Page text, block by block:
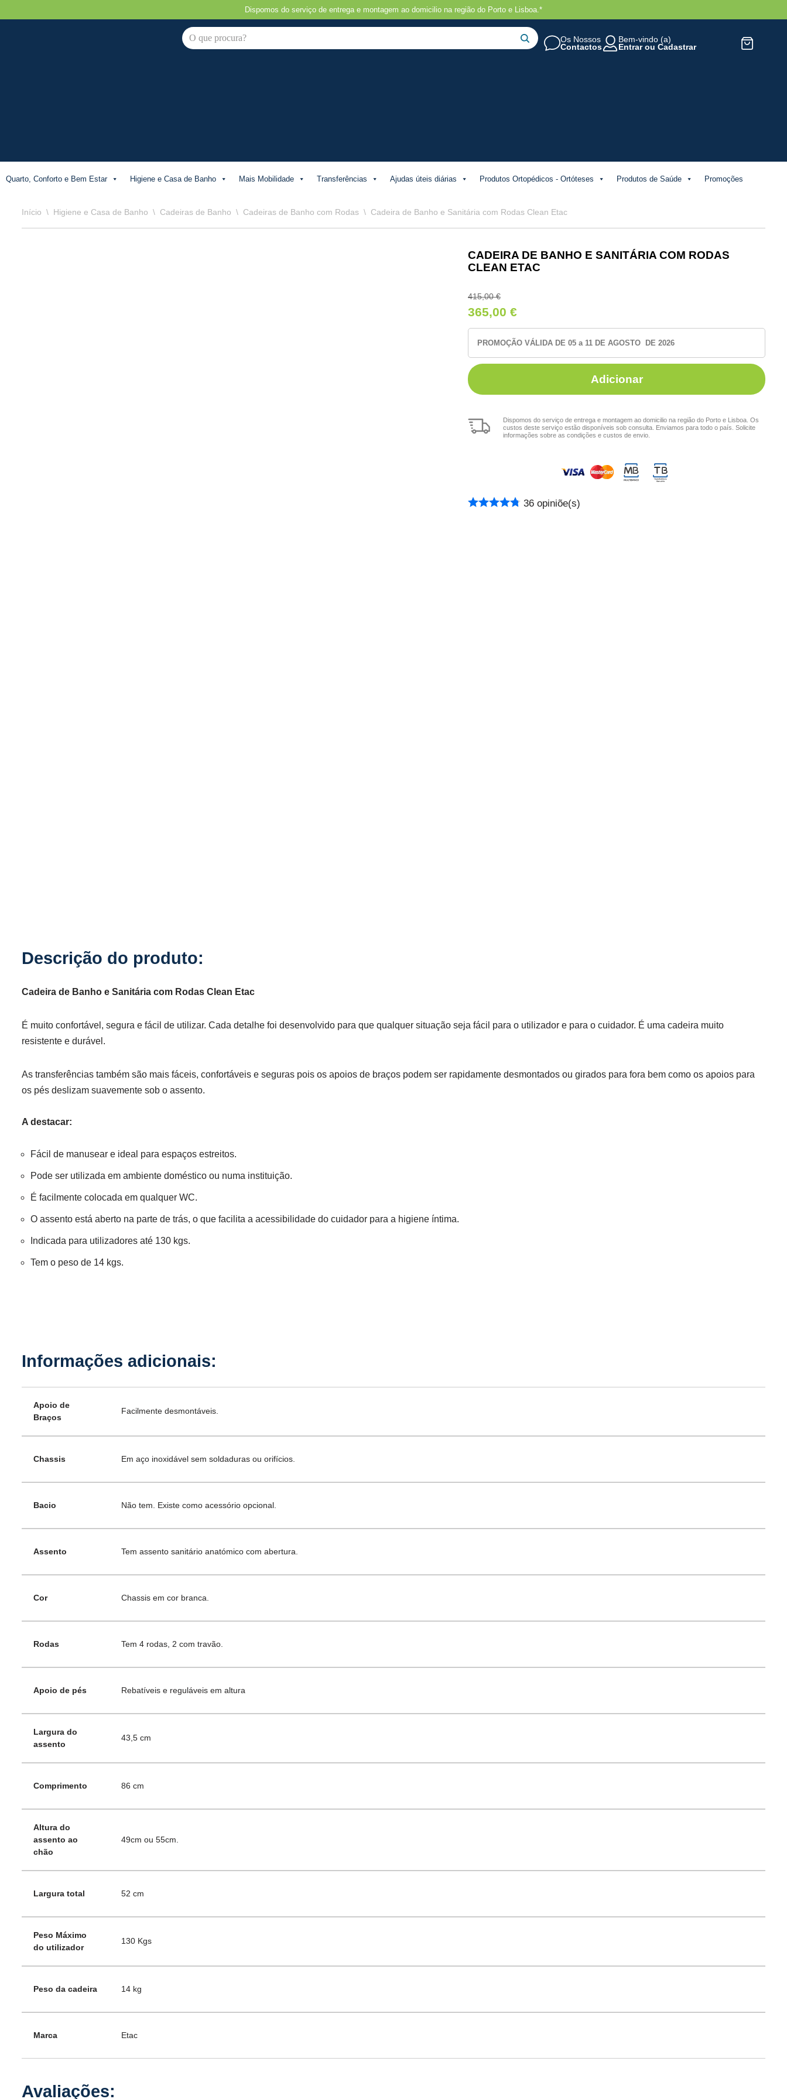
Dispomos do serviço de entrega e montagem ao domicilio na região do Porto e Lisboa.*
Os Nossos
Contactos
Bem-vindo (a)
EntrarouCadastrar
Quarto, Conforto e Bem Estar Higiene e Casa de Banho Mais Mobilidade Transferências Ajudas úteis diárias Produtos Ortopédicos - Ortóteses Produtos de Saúde Promoções
Início \ Higiene e Casa de Banho \ Cadeiras de Banho \ Cadeiras de Banho com Rodas \ Cadeira de Banho e Sanitária com Rodas Clean Etac
CADEIRA DE BANHO E SANITÁRIA COM RODAS
CLEAN ETAC
415,00€
365,00 €
PROMOÇÃO VÁLIDA DE 05 a 11 DE AGOSTO DE 2026
Adicionar
Dispomos do serviço de entrega e montagem ao domicilio na região do Porto e Lisboa. Os
custos deste serviço estão disponíveis sob consulta. Enviamos para todo o país. Solicite
informações sobre as condições e custos de envio.
36 opiniõe(s)
Cadeira de Banho e Sanitária com Rodas Clean Etac
É muito confortável, segura e fácil de utilizar. Cada detalhe foi desenvolvido para que qualquer situação seja fácil para o utilizador e para o cuidador. É uma cadeira muito
resistente e durável.
As transferências também são mais fáceis, confortáveis e seguras pois os apoios de braços podem ser rapidamente desmontados ou girados para fora bem como os apoios para
os pés deslizam suavemente sob o assento.
A destacar:
Fácil de manusear e ideal para espaços estreitos.
Pode ser utilizada em ambiente doméstico ou numa instituição.
É facilmente colocada em qualquer WC.
O assento está aberto na parte de trás, o que facilita a acessibilidade do cuidador para a higiene íntima.
Indicada para utilizadores até 130 kgs.
Tem o peso de 14 kgs.
Apoio de
Braços
Facilmente desmontáveis.
Chassis Em aço inoxidável sem soldaduras ou orifícios.
Bacio Não tem. Existe como acessório opcional.
Assento Tem assento sanitário anatómico com abertura.
Cor Chassis em cor branca.
Rodas Tem 4 rodas, 2 com travão.
Apoio de pés Rebatíveis e reguláveis em altura
Largura do
assento
43,5 cm
Comprimento 86 cm
Altura do
assento ao
chão
49cm ou 55cm.
Largura total 52 cm
Peso Máximo
do utilizador
130 Kgs
Peso da cadeira 14 kg
Marca Etac